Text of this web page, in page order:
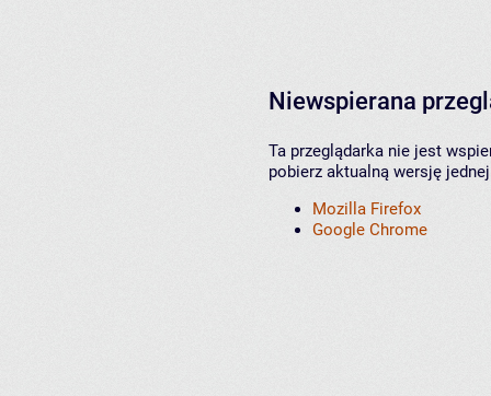
Niewspierana
Ta przeglądarka nie jest
pobierz aktualną wersję
Mozilla Firefox
Google Chrome